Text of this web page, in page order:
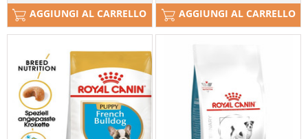
AGGIUNGI AL CARRELLO AGGIUNGI AL CARRELLO